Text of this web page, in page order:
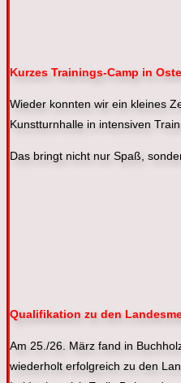
Kurzes Trainings-Camp in
Wieder konnten wir ein kleines
Kunstturnhalle in intensiven
Das bringt nicht nur Spaß,
Qualifikation zu den
Am 25./26. März fand in
wiederholt erfolgreich zu den